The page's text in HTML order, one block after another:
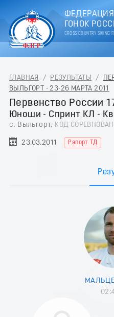
ГОНОК
CROSS COUNTRY SKIING
ГЛАВНАЯ / РЕЗУЛЬТАТЫ /
ВЫЛЬГОРТ - 23-26 МАРТА 2011
Первенство России
Юноши - Спринт КЛ -
с. Выльгорт, КОД
23.03.2011 Рапорт ТД